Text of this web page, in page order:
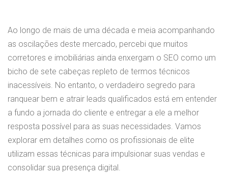
Ao longo de mais de uma década e meia acompanhando
as oscilações deste mercado, percebi que muitos
corretores e imobiliárias ainda enxergam o SEO como um
bicho de sete cabeças repleto de termos técnicos
inacessíveis. No entanto, o verdadeiro segredo para
ranquear bem e atrair leads qualificados está em entender
a fundo a jornada do cliente e entregar a ele a melhor
resposta possível para as suas necessidades. Vamos
explorar em detalhes como os profissionais de elite
utilizam essas técnicas para impulsionar suas vendas e
consolidar sua presença digital.